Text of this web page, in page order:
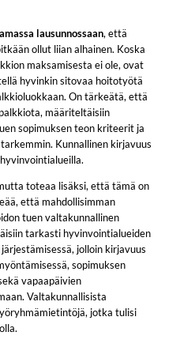
lausunnossaan, että
ollut liian alhainen. Koska
maksamisesta ei ole, ovat
hyvinkin sitovaa hoitotyötä
On tärkeätä, että
määriteltäisiin
sopimuksen teon kriteerit ja
Kunnallinen kirjavuus
toteaa lisäksi, että tämä on
että mahdollisimman
tuen valtakunnallinen
tarkasti hyvinvointialueiden
jolloin kirjavuus
sopimuksen
vapaapäivien
Valtakunnallisista
jotka tulisi